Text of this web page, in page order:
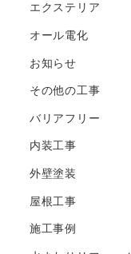
エクステリア
オール電化
お知らせ
その他の工事
バリアフリー
内装工事
外壁塗装
屋根工事
施工事例